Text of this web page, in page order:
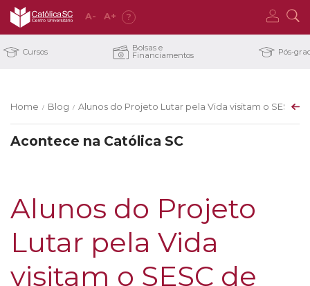
A- A+ ?
Cursos Bolsas e
Financiamentos Pós-
Home / Blog / Alunos do Projeto Lutar pela Vida visitam o SESC
Acontece na Católica SC
Alunos do Projeto
Lutar pela Vida
visitam o SESC de